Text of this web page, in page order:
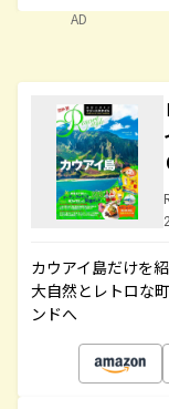
AD
カウアイ島だけを
大自然とレトロな
ンドへ